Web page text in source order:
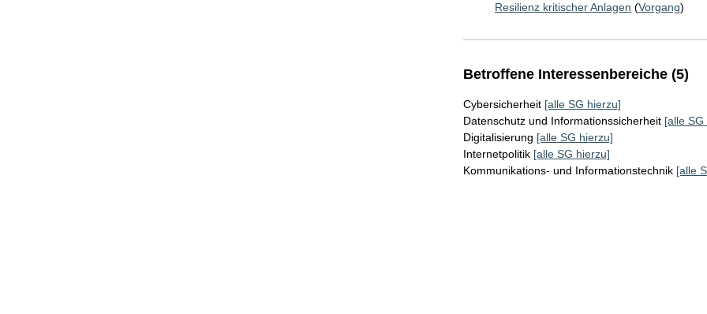
Resilienz kritischer Anlagen (Vorgang)
Betroffene Interessenbereiche (5)
Cybersicherheit [alle SG hierzu]
Datenschutz und Informationssicherheit [alle
Digitalisierung [alle SG hierzu]
Internetpolitik [alle SG hierzu]
Kommunikations- und Informationstechnik [alle